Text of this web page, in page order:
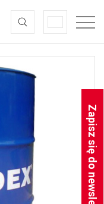
Zapisz się do newslettera